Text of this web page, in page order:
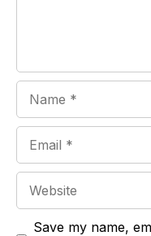
Save my name,